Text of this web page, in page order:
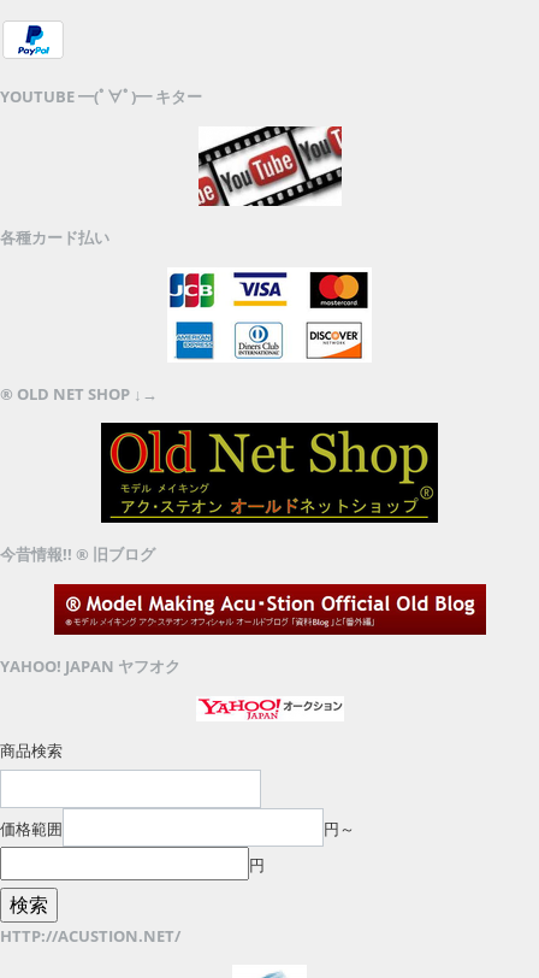
YOUTUBE ━(ﾟ∀ﾟ)━ キター
各種カード払い
® OLD NET SHOP ↓→
今昔情報!! ® 旧ブログ
YAHOO! JAPAN ヤフオク
商品検索
価格範囲
円～
円
HTTP://ACUSTION.NET/